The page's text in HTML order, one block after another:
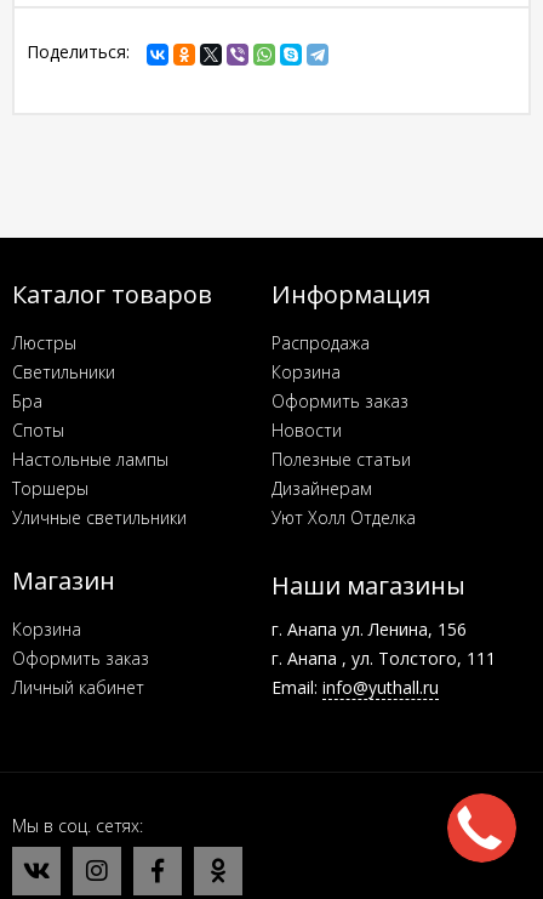
Поделиться:
Каталог товаров
Люстры
Светильники
Бра
Споты
Настольные лампы
Торшеры
Уличные светильники
Информация
Распродажа
Корзина
Оформить заказ
Новости
Полезные статьи
Дизайнерам
Уют Холл Отделка
Магазин
Корзина
Оформить заказ
Личный кабинет
Наши магазины
г. Анапа ул. Ленина, 156
г. Анапа , ул. Толстого, 111
Email: info@yuthall.ru
Мы в соц. сетях